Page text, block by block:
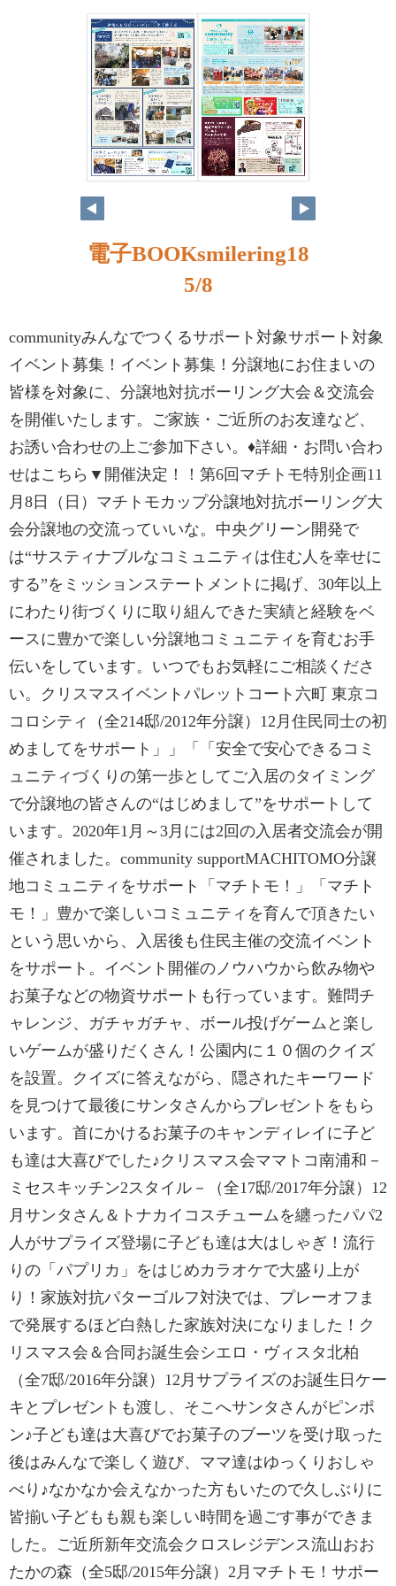
電子BOOKsmilering18
5/8
communityみんなでつくるサポート対象サポート対象
イベント募集！イベント募集！分譲地にお住まいの
皆様を対象に、分譲地対抗ボーリング大会＆交流会
を開催いたします。ご家族・ご近所のお友達など、
お誘い合わせの上ご参加下さい。♦詳細・お問い合わ
せはこちら▼開催決定！！第6回マチトモ特別企画11
月8日（日）マチトモカップ分譲地対抗ボーリング大
会分譲地の交流っていいな。中央グリーン開発で
は“サスティナブルなコミュニティは住む人を幸せに
する”をミッションステートメントに掲げ、30年以上
にわたり街づくりに取り組んできた実績と経験をベ
ースに豊かで楽しい分譲地コミュニティを育むお手
伝いをしています。いつでもお気軽にご相談くださ
い。クリスマスイベントパレットコート六町 東京コ
コロシティ（全214邸/2012年分譲）12月住民同士の初
めましてをサポート」」「「安全で安心できるコミ
ュニティづくりの第一歩としてご入居のタイミング
で分譲地の皆さんの“はじめまして”をサポートして
います。2020年1月～3月には2回の入居者交流会が開
催されました。community supportMACHITOMO分譲
地コミュニティをサポート「マチトモ！」「マチト
モ！」豊かで楽しいコミュニティを育んで頂きたい
という思いから、入居後も住民主催の交流イベント
をサポート。イベント開催のノウハウから飲み物や
お菓子などの物資サポートも行っています。難問チ
ャレンジ、ガチャガチャ、ボール投げゲームと楽し
いゲームが盛りだくさん！公園内に１０個のクイズ
を設置。クイズに答えながら、隠されたキーワード
を見つけて最後にサンタさんからプレゼントをもら
います。首にかけるお菓子のキャンディレイに子ど
も達は大喜びでした♪クリスマス会ママトコ南浦和－
ミセスキッチン2スタイル－（全17邸/2017年分譲）12
月サンタさん＆トナカイコスチュームを纏ったパパ2
人がサプライズ登場に子ども達は大はしゃぎ！流行
りの「パプリカ」をはじめカラオケで大盛り上が
り！家族対抗パターゴルフ対決では、プレーオフま
で発展するほど白熱した家族対決になりました！ク
リスマス会＆合同お誕生会シエロ・ヴィスタ北柏
（全7邸/2016年分譲）12月サプライズのお誕生日ケー
キとプレゼントも渡し、そこへサンタさんがピンポ
ン♪子ども達は大喜びでお菓子のブーツを受け取った
後はみんなで楽しく遊び、ママ達はゆっくりおしゃ
べり♪なかなか会えなかった方もいたので久しぶりに
皆揃い子どもも親も楽しい時間を過ごす事ができま
した。ご近所新年交流会クロスレジデンス流山おお
たかの森（全5邸/2015年分譲）2月マチトモ！サポー